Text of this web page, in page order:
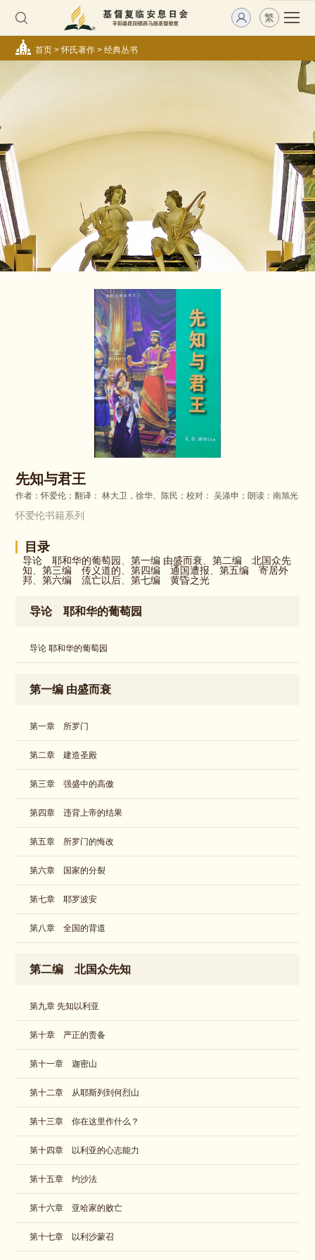
繁
首页>怀氏著作> 经典丛书
先知与君王
作者：怀爱伦；翻译： 林大卫，徐华、陈民；校对： 吴涤申；朗读：南旭光
怀爱伦书籍系列
目录
导论 耶和华的葡萄园、第一编 由盛而衰、第二编 北国众先
知、第三编 传义道的、第四编 通国遭报、第五编 寄居外
邦、第六编 流亡以后、第七编 黄昏之光
导论 耶和华的葡萄园
导论 耶和华的葡萄园
第一编 由盛而衰
第一章 所罗门
第二章 建造圣殿
第三章 强盛中的高傲
第四章 违背上帝的结果
第五章 所罗门的悔改
第六章 国家的分裂
第七章 耶罗波安
第八章 全国的背道
第二编 北国众先知
第九章 先知以利亚
第十章 严正的责备
第十一章 迦密山
第十二章 从耶斯列到何烈山
第十三章 你在这里作什么？
第十四章 以利亚的心志能力
第十五章 约沙法
第十六章 亚哈家的败亡
第十七章 以利沙蒙召